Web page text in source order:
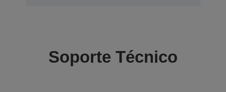
Soporte Técnico